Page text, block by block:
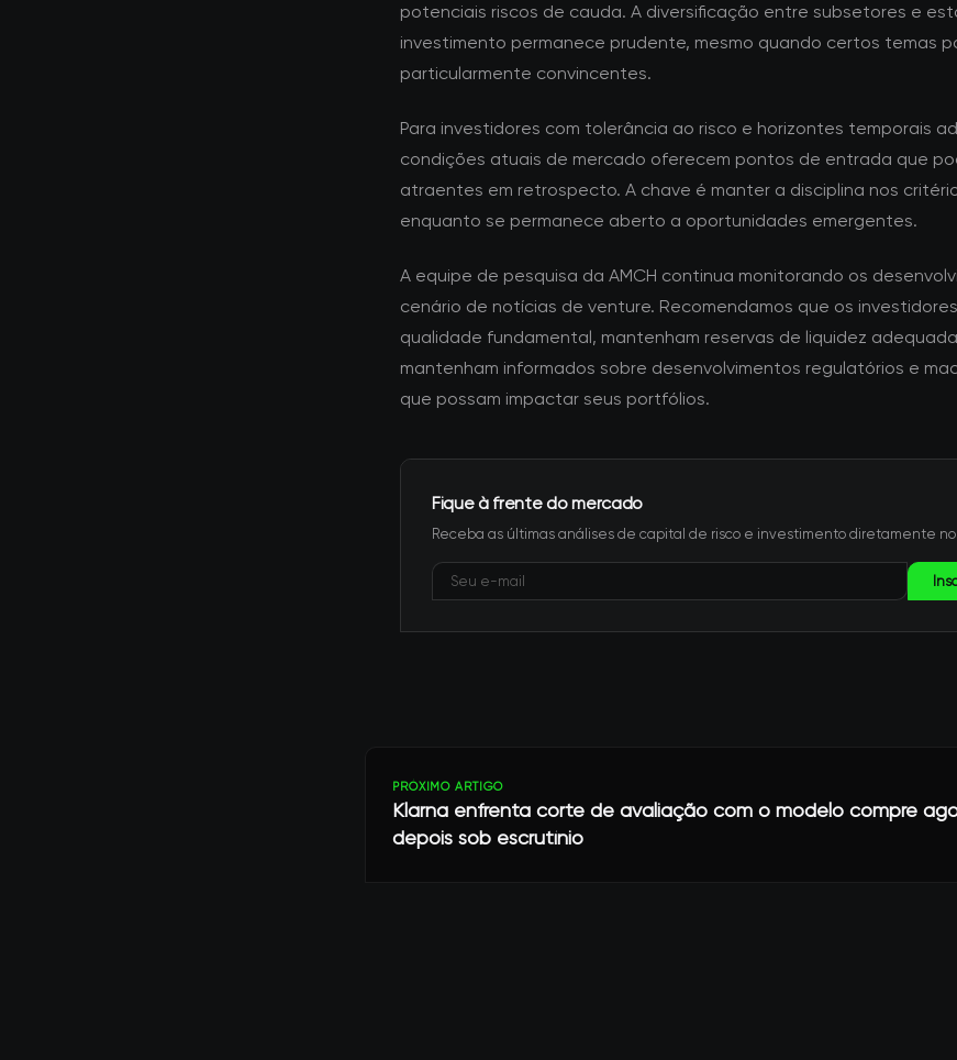
potenciais riscos de cauda. A diversificação entre subsetores e
investimento permanece prudente, mesmo quando certos temas
particularmente convincentes.
Para investidores com tolerância ao risco e horizontes temporais
condições atuais de mercado oferecem pontos de entrada que
atraentes em retrospecto. A chave é manter a disciplina nos
enquanto se permanece aberto a oportunidades emergentes.
A equipe de pesquisa da AMCH continua monitorando os
cenário de notícias de venture. Recomendamos que os
qualidade fundamental, mantenham reservas de liquidez
mantenham informados sobre desenvolvimentos regulatórios e
que possam impactar seus portfólios.
Fique à frente do mercado
Receba as últimas análises de capital de risco e investimento diretamente
PRÓXIMO ARTIGO
Klarna enfrenta corte de avaliação com o modelo compre
depois sob escrutínio